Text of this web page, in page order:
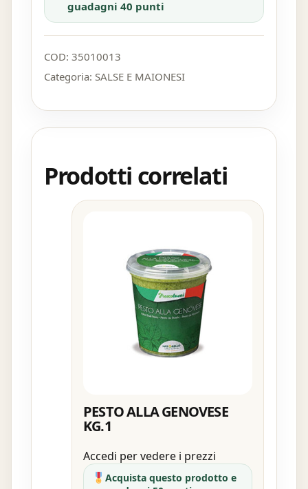
guadagni 40 punti
COD: 35010013
Categoria: SALSE E MAIONESI
Prodotti correlati
PESTO ALLA GENOVESE
KG.1
Accedi per vedere i prezzi
Acquista questo prodotto e